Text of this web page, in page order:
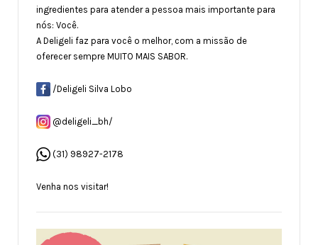
ingredientes para atender a pessoa mais importante para
nós: Você.
A Deligeli faz para você o melhor, com a missão de
oferecer sempre MUITO MAIS SABOR.
/Deligeli Silva Lobo
@deligeli_bh/
(31) 98927-2178
Venha nos visitar!